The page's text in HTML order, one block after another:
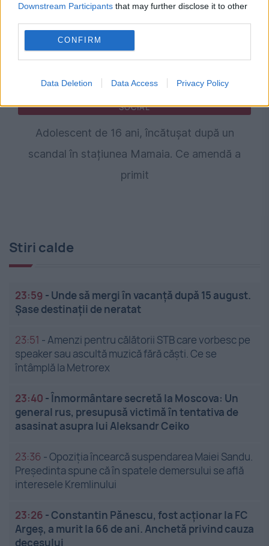
Downstream Participants that may further disclose it to other
CONFIRM
Data Deletion Data Access Privacy Policy
SOCIAL
Adolescent de 16 ani, încătușat după un
scandal în stațiunea Mamaia. Ce amendă a
primit
Stiri calde
23:59 - Unde să mergi în vacanță după 15 august.
Șase destinații de neratat
23:51 -Amenzi pentru călătorii STB care vorbesc pe
speaker sau ascultă muzică fără căști. Ce se
întâmplă la Metrorex
23:40 -Înmormântare secretă la Moscova: Un
general rus, presupusă victimă în tentativa de
asasinat asupra lui Aleksandr Ceiko
23:36 -Opoziția încearcă suspendarea Maiei Sandu.
Președinta spune că în spatele demersului se află
interesele Kremlinului
23:26 -Constantin Pănescu, fost acționar la FC
Argeș, a murit la 66 de ani. Anchetă privind cauza
decesului